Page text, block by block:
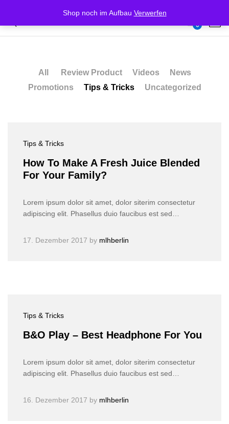
Shop noch im Aufbau Verwerfen
0
All Review Product Videos
News
Promotions
Tips & Tricks Uncategorized
Tips & Tricks
How To Make A Fresh Juice Blended
For Your Family?
Lorem ipsum dolor sit amet, dolor siterim consectetur
adipiscing elit. Phasellus duio faucibus est sed…
17. Dezember 2017 by mlhberlin
Tips & Tricks
B&O Play – Best Headphone For You
Lorem ipsum dolor sit amet, dolor siterim consectetur
adipiscing elit. Phasellus duio faucibus est sed…
16. Dezember 2017 by mlhberlin